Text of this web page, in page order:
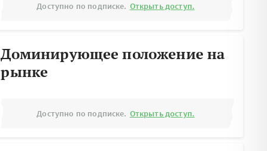
Доступно по подписке. Открыть доступ.
Доминирующее положение на
рынке
Доступно по подписке. Открыть доступ.